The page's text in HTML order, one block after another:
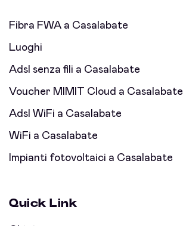
Fibra FWA a Casalabate
Luoghi
Adsl senza fili a Casalabate
Voucher MIMIT Cloud a Casalabate
Adsl WiFi a Casalabate
WiFi a Casalabate
Impianti fotovoltaici a Casalabate
Quick Link